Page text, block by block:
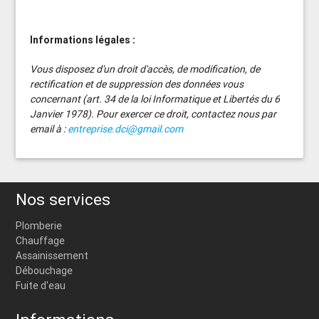
Informations légales :
Vous disposez d'un droit d'accès, de modification, de
rectification et de suppression des données vous
concernant (art. 34 de la loi Informatique et Libertés du 6
Janvier 1978). Pour exercer ce droit, contactez nous par
email à :entreprise.dci@gmail.com
Nos services
Plomberie
Chauffage
Assainissement
Débouchage
Fuite d'eau